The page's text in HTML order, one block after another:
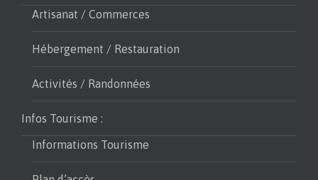
Artisanat / Commerces
Hébergement / Restauration
Activités / Randonnées
Infos Tourisme :
Informations Tourisme